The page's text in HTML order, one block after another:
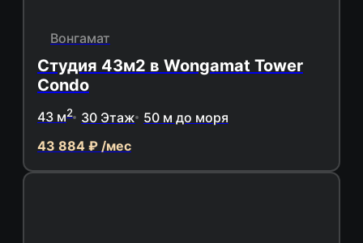
Вонгамат
Студия 43м2 в Wongamat Tower
Condo
43 м2 30 Этаж 50 м до моря
43 884 ₽ /мес